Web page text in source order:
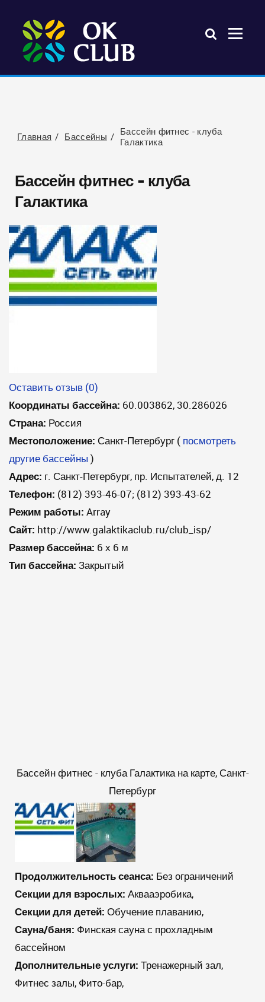
Главная Бассейны
Бассейн фитнес - клуба
Галактика
Бассейн фитнес - клуба
Галактика
Оставить отзыв (0)
Координаты бассейна: 60.003862, 30.286026
Страна: Россия
Местоположение: Санкт-Петербург ( посмотреть
другие бассейны )
Адрес: г. Санкт-Петербург, пр. Испытателей, д. 12
Телефон: (812) 393-46-07; (812) 393-43-62
Режим работы: Array
Сайт: http://www.galaktikaclub.ru/club_isp/
Размер бассейна: 6 х 6 м
Тип бассейна: Закрытый
Бассейн фитнес - клуба Галактика на карте, Санкт-
Петербург
Продолжительность сеанса: Без ограничений
Секции для взрослых: Аквааэробика,
Секции для детей: Обучение плаванию,
Сауна/баня: Финская сауна с прохладным
бассейном
Дополнительные услуги: Тренажерный зал,
Фитнес залы, Фито-бар,